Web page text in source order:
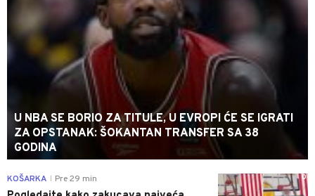
U NBA SE BORIO ZA TITULE, U EVROPI ĆE SE IGRATI
ZA OPSTANAK: ŠOKANTAN TRANSFER SA 38
GODINA
0
KOŠARKA Pre 29 min